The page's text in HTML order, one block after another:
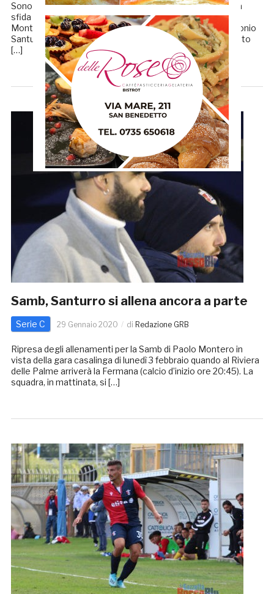
Sono 23 i giocatori della Samb che prenderanno parte alla
sfida di domenica pomeriggio in casa del Modena. Paolo
Montero non potrà contare soltanto sull’infortunato Antonio
Santurro e sullo squalificato Davide Di Pasquale. Di seguito
[…]
Samb, Santurro si allena ancora a parte
Serie C 29 Gennaio 2020 di Redazione GRB
Ripresa degli allenamenti per la Samb di Paolo Montero in
vista della gara casalinga di lunedì 3 febbraio quando al Riviera
delle Palme arriverà la Fermana (calcio d’inizio ore 20:45). La
squadra, in mattinata, si […]